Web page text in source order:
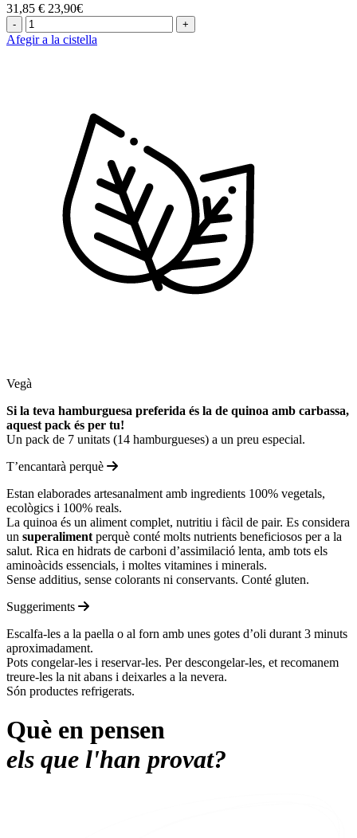
31,85 € 23,90€
- +
Afegir a la cistella
Vegà
Si la teva hamburguesa preferida és la de quinoa amb carbassa,
aquest pack és per tu!
Un pack de 7 unitats (14 hamburgueses) a un preu especial.
T’encantarà perquè
Estan elaborades artesanalment amb ingredients 100% vegetals,
ecològics i 100% reals.
La quinoa és un aliment complet, nutritiu i fàcil de pair. Es considera
un superaliment perquè conté molts nutrients beneficiosos per a la
salut. Rica en hidrats de carboni d’assimilació lenta, amb tots els
aminoàcids essencials, i moltes vitamines i minerals.
Sense additius, sense colorants ni conservants. Conté gluten.
Suggeriments
Escalfa-les a la paella o al forn amb unes gotes d’oli durant 3 minuts
aproximadament.
Pots congelar-les i reservar-les. Per descongelar-les, et recomanem
treure-les la nit abans i deixarles a la nevera.
Són productes refrigerats.
Què en pensen
els que l'han provat?